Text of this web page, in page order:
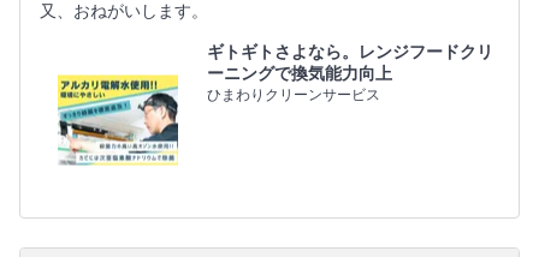
又、おねがいします。
ギトギトさよなら。レンジフードクリ
ーニングで換気能力向上
ひまわりクリーンサービス